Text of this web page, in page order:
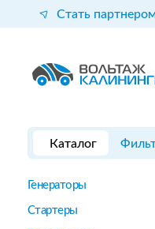
Стать
Каталог
Генераторы
Стартеры